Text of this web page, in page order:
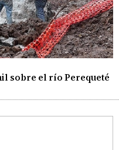
sobre el río Perequeté